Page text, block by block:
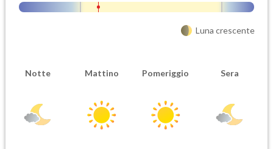
Luna crescente
Notte Mattino Pomeriggio Sera